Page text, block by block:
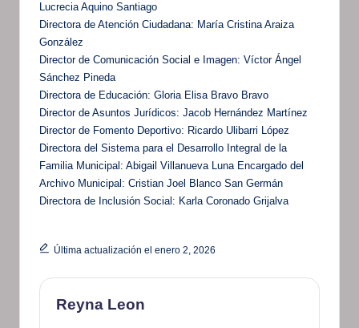
Lucrecia Aquino Santiago
Directora de Atención Ciudadana: María Cristina Araiza
González
Director de Comunicación Social e Imagen: Víctor Ángel
Sánchez Pineda
Directora de Educación: Gloria Elisa Bravo Bravo
Director de Asuntos Jurídicos: Jacob Hernández Martínez
Director de Fomento Deportivo: Ricardo Ulibarri López
Directora del Sistema para el Desarrollo Integral de la
Familia Municipal: Abigail Villanueva Luna Encargado del
Archivo Municipal: Cristian Joel Blanco San Germán
Directora de Inclusión Social: Karla Coronado Grijalva
Última actualización el enero 2, 2026
Reyna Leon